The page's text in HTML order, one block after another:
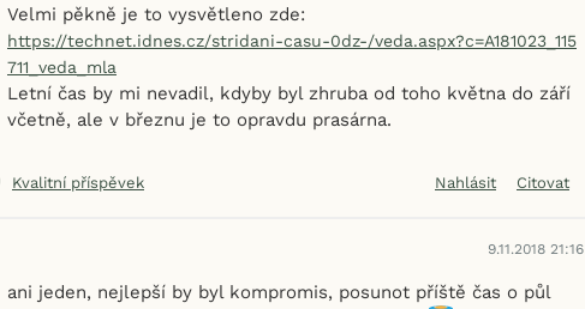
Velmi pěkně je to vysvětleno zde:
https://technet.idnes.cz/stridani-casu-0dz-/veda.aspx?c=A181023_115
711_veda_mla
Letní čas by mi nevadil, kdyby byl zhruba od toho května do září
včetně, ale v březnu je to opravdu prasárna.
Kvalitní příspěvek Nahlásit Citovat
9.11.2018 21:16
ani jeden, nejlepší by byl kompromis, posunot příště čas o půl